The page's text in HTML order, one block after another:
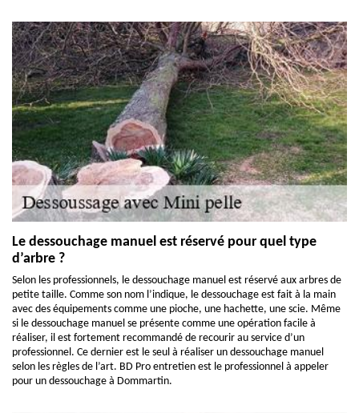
Le dessouchage manuel est réservé pour quel type
d’arbre ?
Selon les professionnels, le dessouchage manuel est réservé aux arbres de
petite taille. Comme son nom l’indique, le dessouchage est fait à la main
avec des équipements comme une pioche, une hachette, une scie. Même
si le dessouchage manuel se présente comme une opération facile à
réaliser, il est fortement recommandé de recourir au service d’un
professionnel. Ce dernier est le seul à réaliser un dessouchage manuel
selon les règles de l’art. BD Pro entretien est le professionnel à appeler
pour un dessouchage à Dommartin.